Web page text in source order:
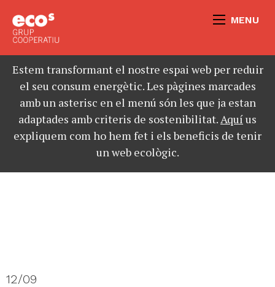
MENU
Estem transformant el nostre espai web per reduir
el seu consum energètic. Les pàgines marcades
amb un asterisc en el menú són les que ja estan
adaptades amb criteris de sostenibilitat.Aquíus
expliquem com ho hem fet i els beneficis de tenir
un web ecològic.
12/09